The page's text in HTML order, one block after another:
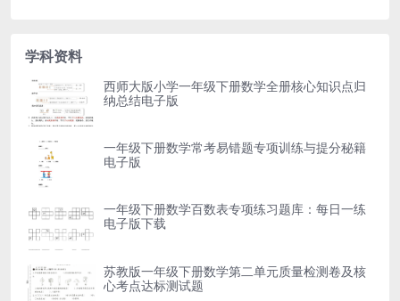
学科资料
西师大版小学一年级下册数学全册核心知识点归
纳总结电子版
一年级下册数学常考易错题专项训练与提分秘籍
电子版
一年级下册数学百数表专项练习题库：每日一练
电子版下载
苏教版一年级下册数学第二单元质量检测卷及核
心考点达标测试题